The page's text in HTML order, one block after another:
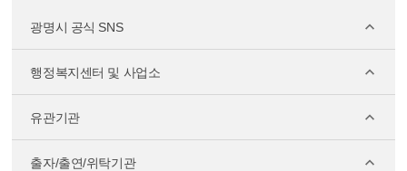
광명시 공식 SNS
행정복지센터 및 사업소
유관기관
출자/출연/위탁기관